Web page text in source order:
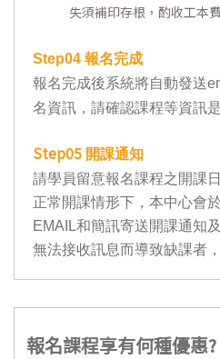
失須補印存根，酌收工本
Step04 報名完成
報名完成後系統將自動發送
名資訊，請確認課程等資訊是
Step05 開課通知
請學員留意報名課程之開課
正常開課情形下，本中心會
EMAIL和簡訊寄送開課通知
無法接收訊息而導致缺課者
報名課程享有何種優惠?